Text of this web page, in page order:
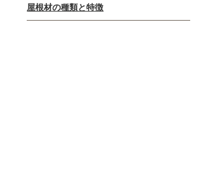
屋根材の種類と特徴